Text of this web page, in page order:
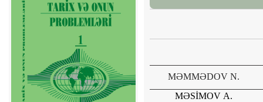
MƏMMƏDOV N.
MƏSİMOV A.